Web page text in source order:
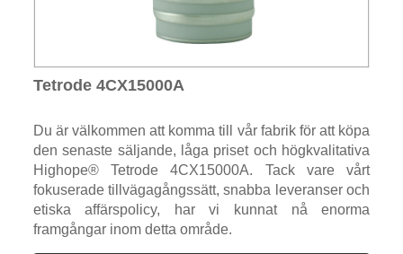
Tetrode 4CX15000A
Du är välkommen att komma till vår fabrik för att köpa
den senaste säljande, låga priset och högkvalitativa
Highope® Tetrode 4CX15000A. Tack vare vårt
fokuserade tillvägagångssätt, snabba leveranser och
etiska affärspolicy, har vi kunnat nå enorma
framgångar inom detta område.